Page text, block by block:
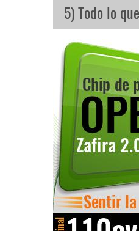
5) Todo lo